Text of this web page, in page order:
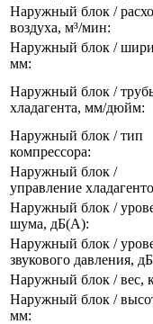
Наружный блок /
воздуха, м³/мин:
Наружный блок /
мм:
Наружный блок /
хладагента, мм/дюйм:
Наружный блок / тип
компрессора:
Наружный блок /
управление
Наружный блок /
шума, дБ(А):
Наружный блок /
звукового давления,
Наружный блок / вес,
Наружный блок /
мм: